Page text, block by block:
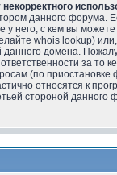
данного форума.
у него, с кем вы
whois lookup)
данного домена.
за то
(по
относятся к
стороной